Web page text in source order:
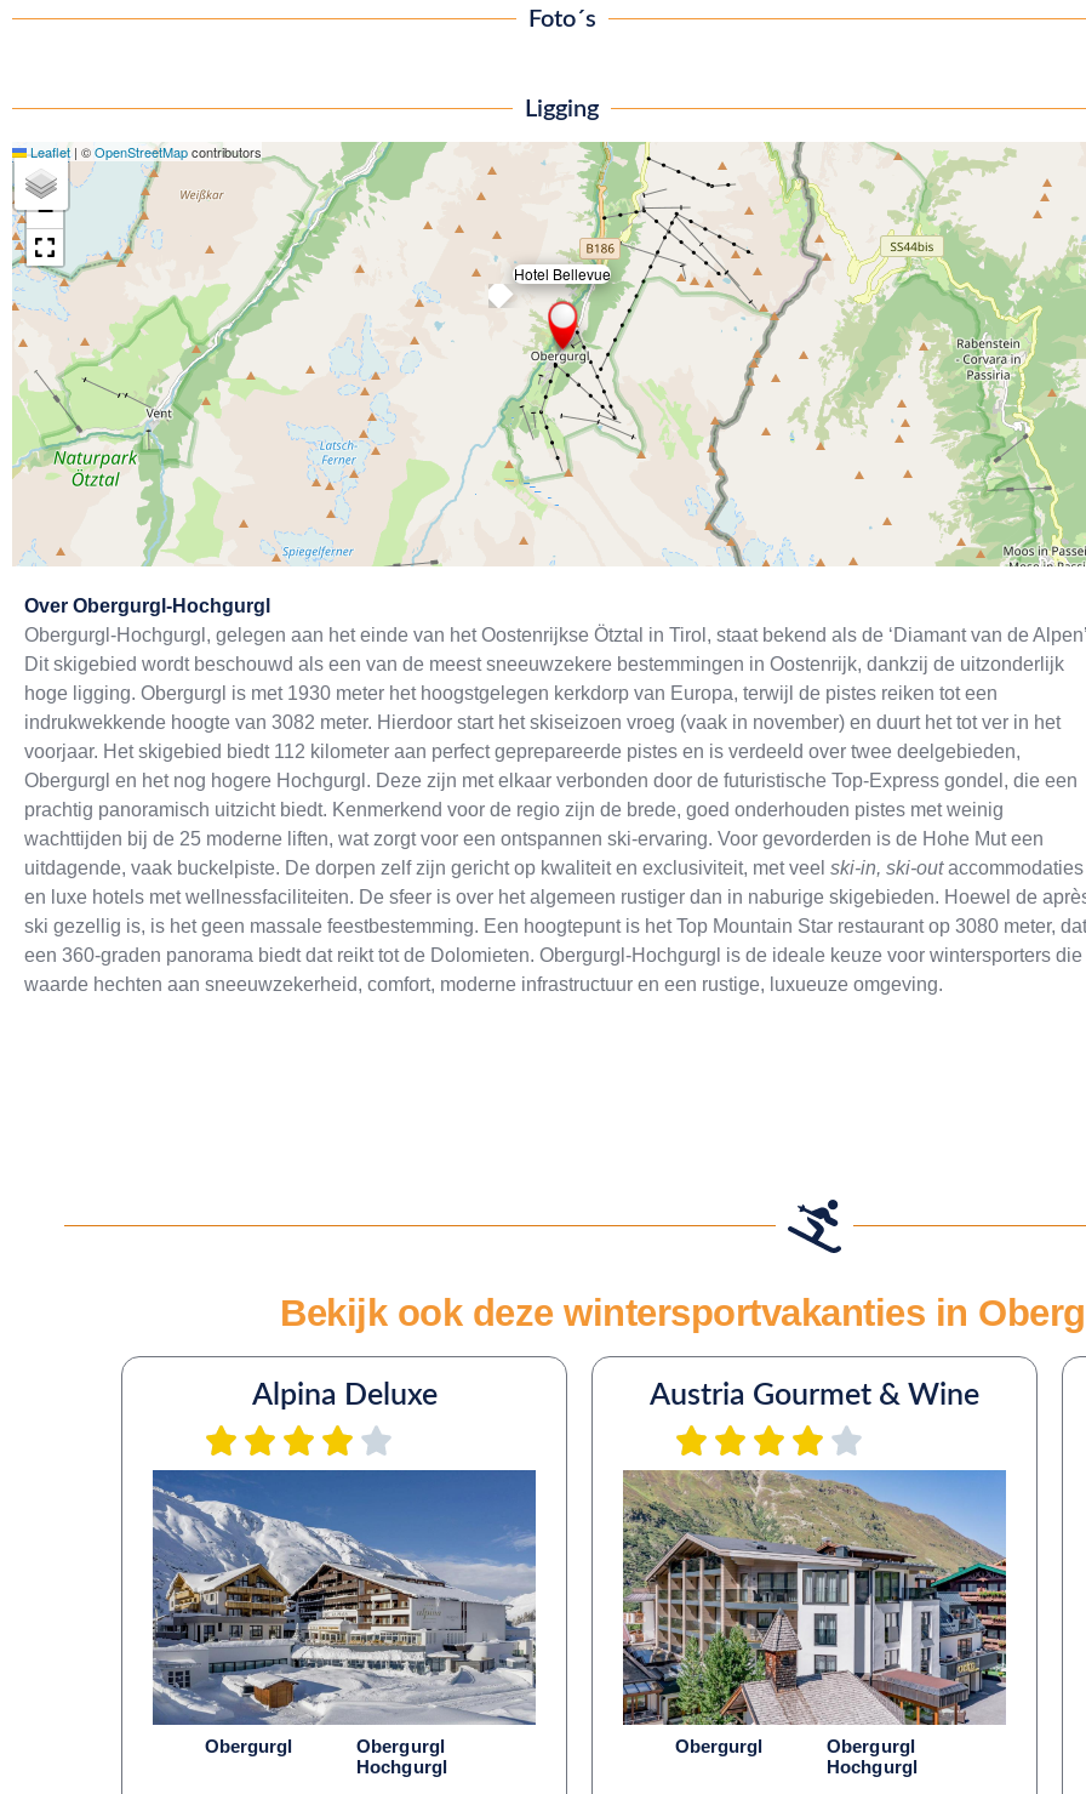
Foto´s
Ligging
Hotel Bellevue
×
+
−
Leaflet | ©OpenStreetMapcontributors
Over Obergurgl-Hochgurgl
Obergurgl-Hochgurgl, gelegen aan het einde van het Oostenrijkse Ötztal in Tirol, staat bekend als de ‘Diamant van de
Dit skigebied wordt beschouwd als een van de meest sneeuwzekere bestemmingen in Oostenrijk, dankzij de uitzonderlijk
hoge ligging. Obergurgl is met 1930 meter het hoogstgelegen kerkdorp van Europa, terwijl de pistes reiken tot een
indrukwekkende hoogte van 3082 meter. Hierdoor start het skiseizoen vroeg (vaak in november) en duurt het tot ver in het
voorjaar. Het skigebied biedt 112 kilometer aan perfect geprepareerde pistes en is verdeeld over twee deelgebieden,
Obergurgl en het nog hogere Hochgurgl. Deze zijn met elkaar verbonden door de futuristische Top-Express gondel, die een
prachtig panoramisch uitzicht biedt. Kenmerkend voor de regio zijn de brede, goed onderhouden pistes met weinig
wachttijden bij de 25 moderne liften, wat zorgt voor een ontspannen ski-ervaring. Voor gevorderden is de Hohe Mut een
uitdagende, vaak buckelpiste. De dorpen zelf zijn gericht op kwaliteit en exclusiviteit, met veel ski-in, ski-outaccommodaties
en luxe hotels met wellnessfaciliteiten. De sfeer is over het algemeen rustiger dan in naburige skigebieden. Hoewel de
ski gezellig is, is het geen massale feestbestemming. Een hoogtepunt is het Top Mountain Star restaurant op 3080 meter, dat
een 360-graden panorama biedt dat reikt tot de Dolomieten. Obergurgl-Hochgurgl is de ideale keuze voor wintersporters die
waarde hechten aan sneeuwzekerheid, comfort, moderne infrastructuur en een rustige, luxueuze omgeving.
Bekijk ook deze wintersportvakanties in
Alpina Deluxe
Obergurgl
Obergurgl
Hochgurgl
Austria Gourmet & Wine
Obergurgl
Obergurgl
Hochgurgl